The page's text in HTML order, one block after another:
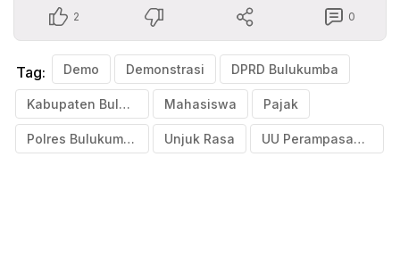
2 0
Tag: Demo Demonstrasi DPRD Bulukumba
Kabupaten Bulukumba Mahasiswa Pajak
Polres Bulukumba Unjuk Rasa UU Perampasan aset